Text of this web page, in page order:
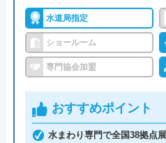
今すぐ電話
0120-
受付時間：
交換できるくん の基本
運営会社 株式会社交
水道局指定
ショールーム
専門協会加盟
おすすめポイント
水まわり専門で全国38拠点